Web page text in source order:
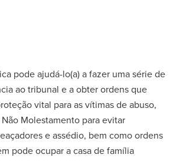
pode ajudá-lo(a) a fazer uma série de
ao tribunal e a obter ordens que
vital para as vítimas de abuso,
Molestamento para evitar
e assédio, bem como ordens
pode ocupar a casa de família